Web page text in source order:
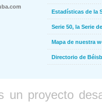
Estadísticas de la
Serie 50, la Serie
Mapa de nuestra
Directorio de
un proyecto